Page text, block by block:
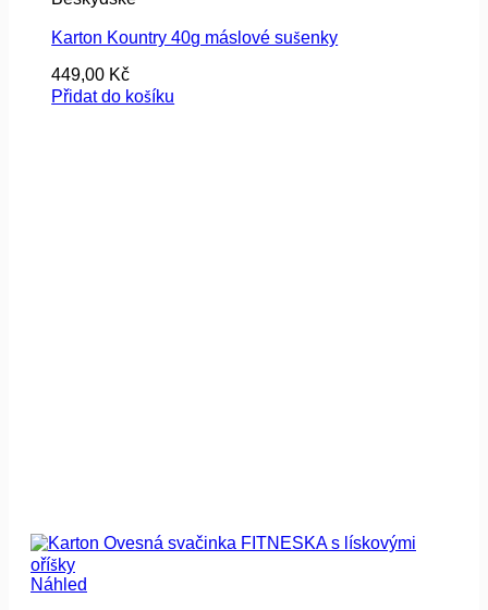
Karton Kountry 40g máslové sušenky
449,00 Kč
Přidat do košíku
Náhled